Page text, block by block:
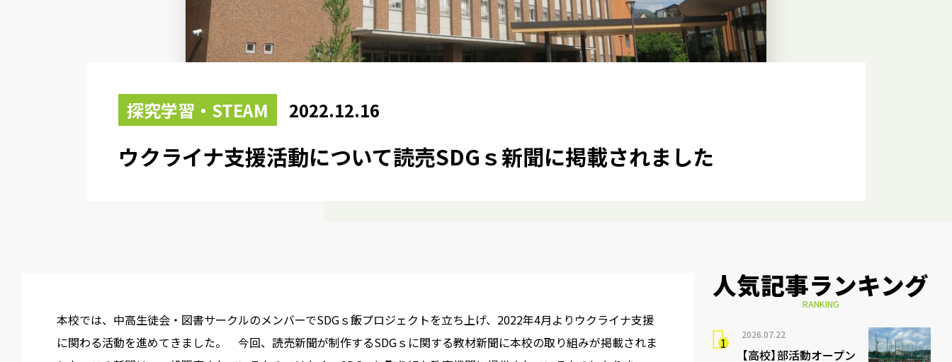
探究学習・STEAM 2022.12.16
ウクライナ支援活動について読売SDGｓ新聞に掲載されました
本校では、中高生徒会・図書サークルのメンバーでSDGｓ飯プロジェクトを立ち上げ、2022年4月よりウクライナ支援
に関わる活動を進めてきました。 今回、読売新聞が制作するSDGｓに関する教材新聞に本校の取り組みが掲載されま
人気記事ランキング
RANKING
2026.07.22
【高校】部活動オープン